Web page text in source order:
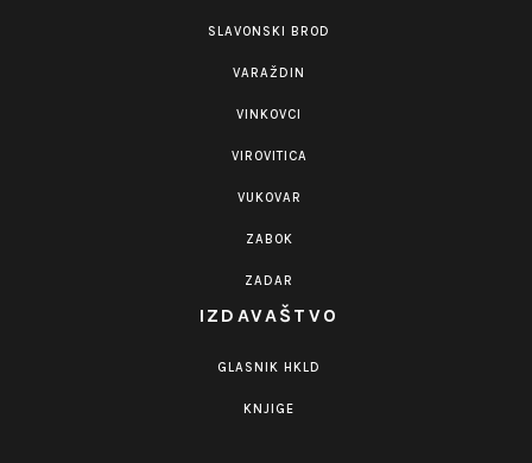
SLAVONSKI BROD
VARAŽDIN
VINKOVCI
VIROVITICA
VUKOVAR
ZABOK
ZADAR
IZDAVAŠTVO
GLASNIK HKLD
KNJIGE